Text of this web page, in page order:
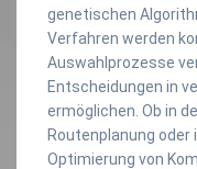
genetischen
Verfahren werden
Auswahlprozesse
Entscheidungen in
ermöglichen. Ob in
Routenplanung
Optimierung von